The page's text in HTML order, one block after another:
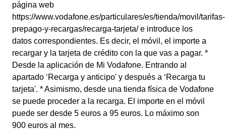
página web
https://www.vodafone.es/particulares/es/tienda/movil/tarifas-
prepago-y-recargas/recarga-tarjeta/ e introduce los
datos correspondientes. Es decir, el móvil, el importe a
recargar y la tarjeta de crédito con la que vas a pagar. *
Desde la aplicación de Mi Vodafone. Entrando al
apartado ‘Recarga y anticipo' y después a ‘Recarga tu
tarjeta'. * Asimismo, desde una tienda física de Vodafone
se puede proceder a la recarga. El importe en el móvil
puede ser desde 5 euros a 95 euros. Lo máximo son
900 euros al mes.